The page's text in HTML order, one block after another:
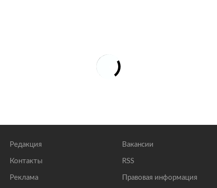
Редакция
Контакты
Реклама
Вакансии
RSS
Правовая информация